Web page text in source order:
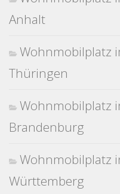
Anhalt
Wohnmobilplatz
Thüringen
Wohnmobilplatz
Brandenburg
Wohnmobilplatz
Württemberg